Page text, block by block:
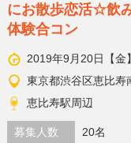
にお散歩恋活☆飲
体験合コン
2019年9月20日【金
東京都渋谷区恵比寿
恵比寿駅周辺
募集人数
20名